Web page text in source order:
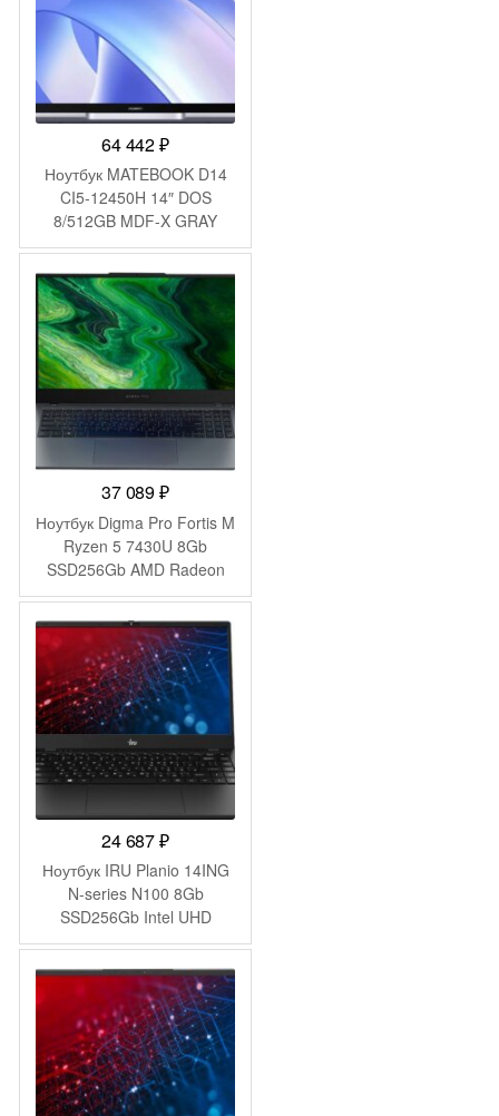
64 442₽
Ноутбук MATEBOOK D14
CI5-12450H 14″ DOS
8/512GB MDF-X GRAY
HUAWEI
37 089₽
Ноутбук Digma Pro Fortis M
Ryzen 5 7430U 8Gb
SSD256Gb AMD Radeon
Graphics 15.6″ IPS FHD
(1920×1080) Windows 11
Pro grey WiFi BT Cam
4250mAh (DN15R5-
8CXW04)
24 687₽
Ноутбук IRU Planio 14ING
N-series N100 8Gb
SSD256Gb Intel UHD
Graphics 14″ IPS FHD
(1920×1080) FreeDOS
black WiFi BT Cam
6000mAh (2058902)